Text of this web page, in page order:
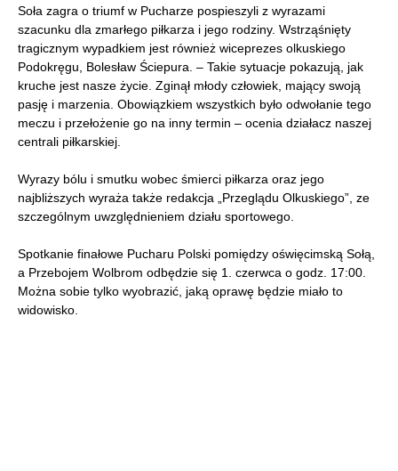
Soła zagra o triumf w Pucharze pospieszyli z wyrazami
szacunku dla zmarłego piłkarza i jego rodziny. Wstrząśnięty
tragicznym wypadkiem jest również wiceprezes olkuskiego
Podokręgu, Bolesław Ściepura. – Takie sytuacje pokazują, jak
kruche jest nasze życie. Zginął młody człowiek, mający swoją
pasję i marzenia. Obowiązkiem wszystkich było odwołanie tego
meczu i przełożenie go na inny termin – ocenia działacz naszej
centrali piłkarskiej.
Wyrazy bólu i smutku wobec śmierci piłkarza oraz jego
najbliższych wyraża także redakcja „Przeglądu Olkuskiego”, ze
szczególnym uwzględnieniem działu sportowego.
Spotkanie finałowe Pucharu Polski pomiędzy oświęcimską Sołą,
a Przebojem Wolbrom odbędzie się 1. czerwca o godz. 17:00.
Można sobie tylko wyobrazić, jaką oprawę będzie miało to
widowisko.